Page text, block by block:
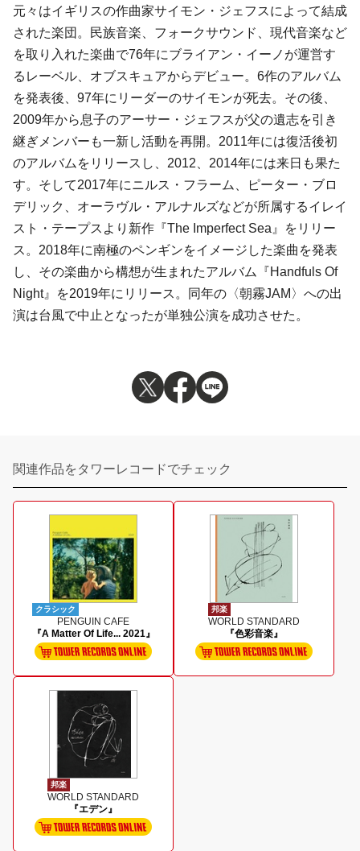
元々はイギリスの作曲家サイモン・ジェフスによって結成
された楽団。民族音楽、フォークサウンド、現代音楽など
を取り入れた楽曲で76年にブライアン・イーノが運営す
るレーベル、オブスキュアからデビュー。6作のアルバム
を発表後、97年にリーダーのサイモンが死去。その後、
2009年から息子のアーサー・ジェフスが父の遺志を引き
継ぎメンバーも一新し活動を再開。2011年には復活後初
のアルバムをリリースし、2012、2014年には来日も果た
す。そして2017年にニルス・フラーム、ピーター・ブロ
デリック、オーラヴル・アルナルズなどが所属するイレイ
スト・テープスより新作『The Imperfect Sea』をリリー
ス。2018年に南極のペンギンをイメージした楽曲を発表
し、その楽曲から構想が生まれたアルバム『Handfuls Of
Night』を2019年にリリース。同年の〈朝霧JAM〉への出
演は台風で中止となったが単独公演を成功させた。
関連作品をタワーレコードでチェック
クラシック
PENGUIN CAFE
『A Matter Of Life... 2021』
邦楽
WORLD STANDARD
『色彩音楽』
邦楽
WORLD STANDARD
『エデン』